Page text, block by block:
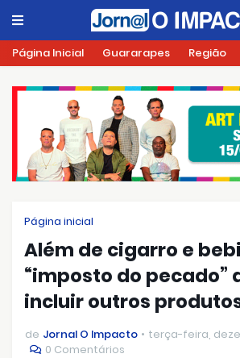
Página Inicial Guararapes Região
Página inicial
Além de cigarro e
“imposto do pecado”
incluir outros
de Jornal O Impacto
terça-feira,
0 Comentários